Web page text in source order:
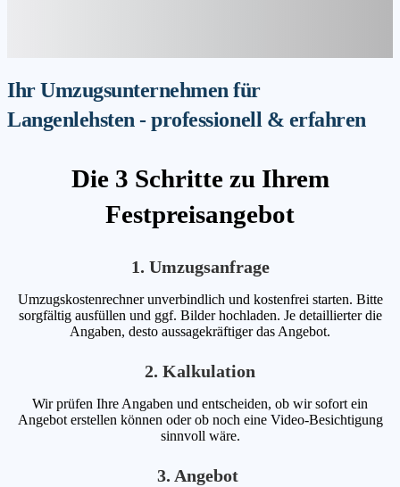
Ihr Umzugsunternehmen für
Langenlehsten - professionell & erfahren
Die 3 Schritte zu Ihrem
Festpreisangebot
1. Umzugsanfrage
Umzugskostenrechner unverbindlich und kostenfrei starten. Bitte
sorgfältig ausfüllen und ggf. Bilder hochladen. Je detaillierter die
Angaben, desto aussagekräftiger das Angebot.
2. Kalkulation
Wir prüfen Ihre Angaben und entscheiden, ob wir sofort ein
Angebot erstellen können oder ob noch eine Video-Besichtigung
sinnvoll wäre.
3. Angebot